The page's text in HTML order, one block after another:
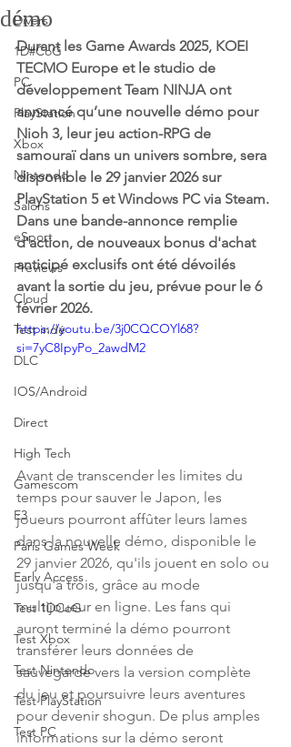
Divers
1D#CoG
PC
PlayStation
Xbox
Nintendo
Salons
eSport
Previews
Cloud
Test indé
DLC
IOS/Android
Direct
High Tech
Gamescom
E3
Paris Games Week
Early Access
Test 1DCoG
Test Xbox
Test Nintendo
Test PlayStation
Test PC
démo
Durant les Game Awards 2025, KOEI
TECMO Europe et le studio de
développement Team NINJA ont
annoncé qu’une nouvelle démo pour
Nioh 3, leur jeu action-RPG de
samouraï dans un univers sombre, sera
disponible le 29 janvier 2026 sur
PlayStation 5 et Windows PC via Steam.
Dans une bande-annonce remplie
d'action, de nouveaux bonus d'achat
anticipé exclusifs ont été dévoilés
avant la sortie du jeu, prévue pour le 6
février 2026.
https://youtu.be/3j0CQCOYl68?
si=7yC8IpyPo_2awdM2
Avant de transcender les limites du
temps pour sauver le Japon, les
joueurs pourront affûter leurs lames
dans la nouvelle démo, disponible le
29 janvier 2026, qu'ils jouent en solo ou
jusqu'à trois, grâce au mode
multijoueur en ligne. Les fans qui
auront terminé la démo pourront
transférer leurs données de
sauvegarde vers la version complète
du jeu et poursuivre leurs aventures
pour devenir shogun. De plus amples
informations sur la démo seront